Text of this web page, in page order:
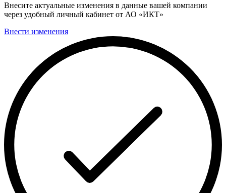
Внесите актуальные изменения в данные вашей компании
через удобный личный кабинет от АО «ИКТ»
Внести изменения